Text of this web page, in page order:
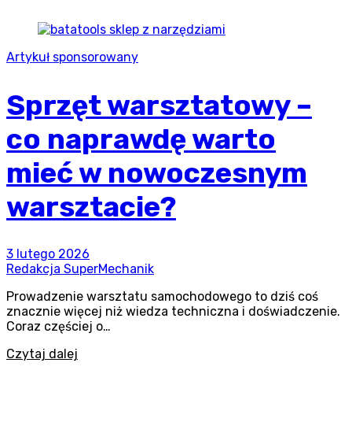
Artykuł sponsorowany
Sprzęt warsztatowy –
co naprawdę warto
mieć w nowoczesnym
warsztacie?
3 lutego 2026
Redakcja SuperMechanik
Prowadzenie warsztatu samochodowego to dziś coś
znacznie więcej niż wiedza techniczna i doświadczenie.
Coraz częściej o…
Czytaj dalej